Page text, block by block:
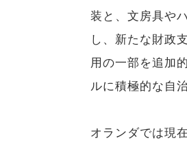
装と、文房具や
し、新たな財政
用の一部を追加
ルに積極的な自
オランダでは現